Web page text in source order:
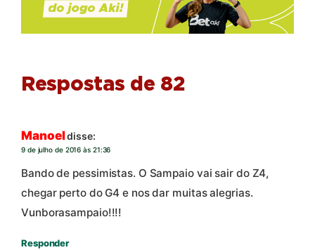
Respostas de 82
Manoeldisse:
9 de julho de 2016 às 21:36
Bando de pessimistas. O Sampaio vai sair do Z4,
chegar perto do G4 e nos dar muitas alegrias.
Vunborasampaio!!!!
Responder